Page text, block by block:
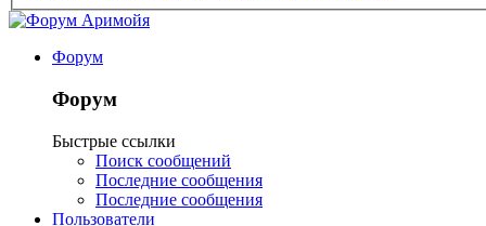
Форум
Форум
Быстрые ссылки
Поиск сообщений
Последние сообщения
Последние сообщения
Пользователи